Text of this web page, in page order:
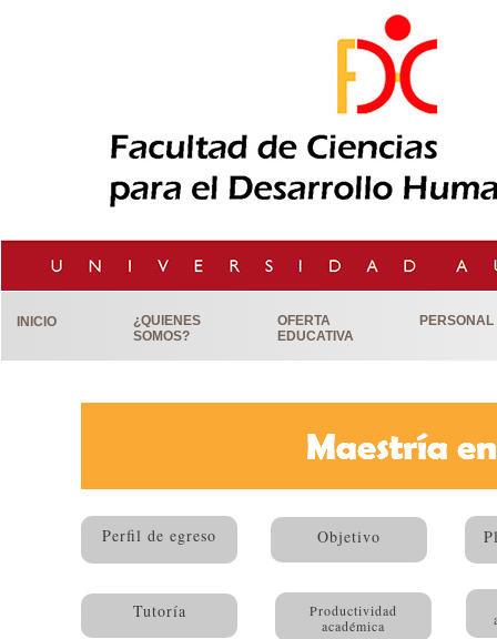
INICIO
¿QUIENES
SOMOS?
OFERTA
EDUCATIVA
PERSONAL
Perfil de egreso Objetivo
Tutoría
Productividad
académica